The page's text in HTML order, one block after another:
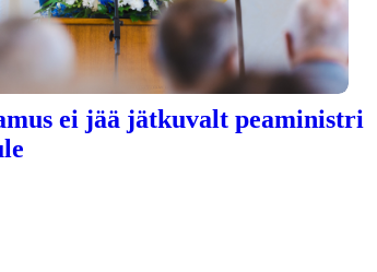
ei jää jätkuvalt peaministri